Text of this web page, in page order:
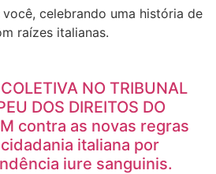
você, celebrando uma história de
raízes italianas.
NO TRIBUNAL
DOS DIREITOS DO
contra as novas regras
italiana por
iure sanguinis.